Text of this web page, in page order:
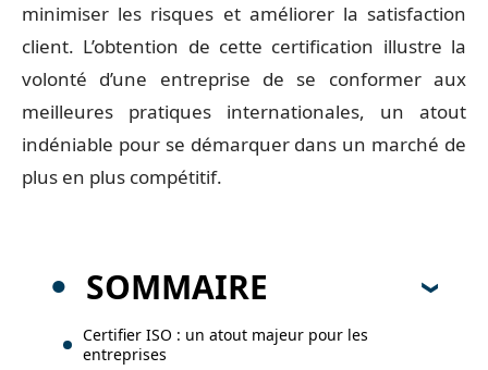
minimiser les risques et améliorer la satisfaction
client. L’obtention de cette certification illustre la
volonté d’une entreprise de se conformer aux
meilleures pratiques internationales, un atout
indéniable pour se démarquer dans un marché de
plus en plus compétitif.
SOMMAIRE
Certifier ISO : un atout majeur pour les
entreprises